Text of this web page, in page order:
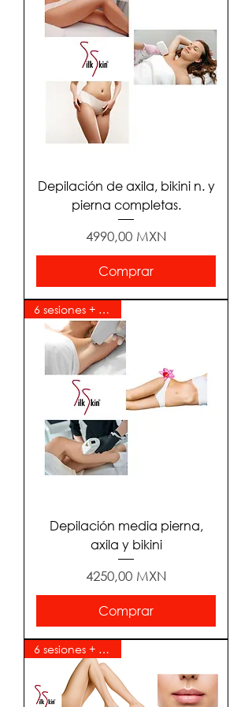
Depilación de axila, bikini n. y
pierna completas.
Precio
4990,00 MXN
Comprar
6 sesiones + 6 gratis
Depilación media pierna,
axila y bikini
Precio
4250,00 MXN
Comprar
6 sesiones + 6 gratis